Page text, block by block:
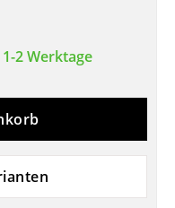
2 Werktage